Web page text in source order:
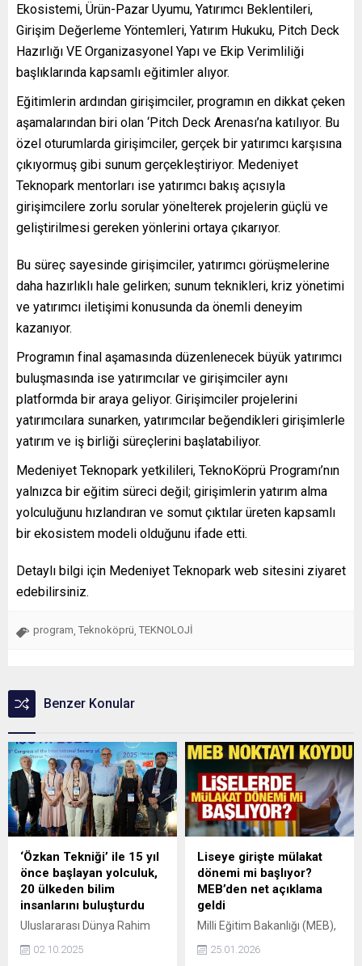
Ekosistemi, Ürün-Pazar Uyumu, Yatırımcı Beklentileri,
Girişim Değerleme Yöntemleri, Yatırım Hukuku, Pitch Deck
Hazırlığı VE Organizasyonel Yapı ve Ekip Verimliliği
başlıklarında kapsamlı eğitimler alıyor.
Eğitimlerin ardından girişimciler, programın en dikkat çeken
aşamalarından biri olan ‘Pitch Deck Arenası’na katılıyor. Bu
özel oturumlarda girişimciler, gerçek bir yatırımcı karşısına
çıkıyormuş gibi sunum gerçekleştiriyor. Medeniyet
Teknopark mentorları ise yatırımcı bakış açısıyla
girişimcilere zorlu sorular yönelterek projelerin güçlü ve
geliştirilmesi gereken yönlerini ortaya çıkarıyor.
Bu süreç sayesinde girişimciler, yatırımcı görüşmelerine
daha hazırlıklı hale gelirken; sunum teknikleri, kriz yönetimi
ve yatırımcı iletişimi konusunda da önemli deneyim
kazanıyor.
Programın final aşamasında düzenlenecek büyük yatırımcı
buluşmasında ise yatırımcılar ve girişimciler aynı
platformda bir araya geliyor. Girişimciler projelerini
yatırımcılara sunarken, yatırımcılar beğendikleri girişimlerle
yatırım ve iş birliği süreçlerini başlatabiliyor.
Medeniyet Teknopark yetkilileri, TeknoKöprü Programı’nın
yalnızca bir eğitim süreci değil; girişimlerin yatırım alma
yolculuğunu hızlandıran ve somut çıktılar üreten kapsamlı
bir ekosistem modeli olduğunu ifade etti.
Detaylı bilgi için Medeniyet Teknopark web sitesini ziyaret
edebilirsiniz.
program Teknoköprü TEKNOLOJİ
Benzer Konular
‘Özkan Tekniği’ ile 15 yıl
önce başlayan yolculuk,
20 ülkeden bilim
insanlarını buluşturdu
Uluslararası Dünya Rahim
dünyada ilk kadavradan
02.10.2025
Liseye girişte mülakat
dönemi mi başlıyor?
MEB’den net açıklama
geldi
Milli Eğitim Bakanlığı (MEB),
okul statüsündeki liselere
25.01.2026